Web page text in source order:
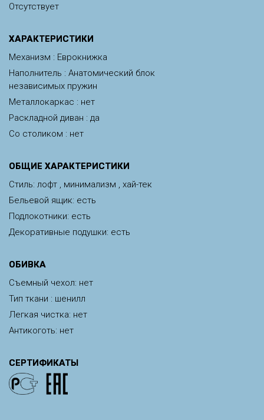
Отсутствует
ХАРАКТЕРИСТИКИ
Механизм : Еврокнижка
Наполнитель : Анатомический блок
независимых пружин
Металлокаркас : нет
Раскладной диван : да
Со столиком : нет
ОБЩИЕ ХАРАКТЕРИСТИКИ
Стиль: лофт , минимализм , хай-тек
Бельевой ящик: есть
Подлокотники: есть
Декоративные подушки: есть
ОБИВКА
Съемный чехол: нет
Тип ткани : шенилл
Легкая чистка: нет
Антикоготь: нет
СЕРТИФИКАТЫ